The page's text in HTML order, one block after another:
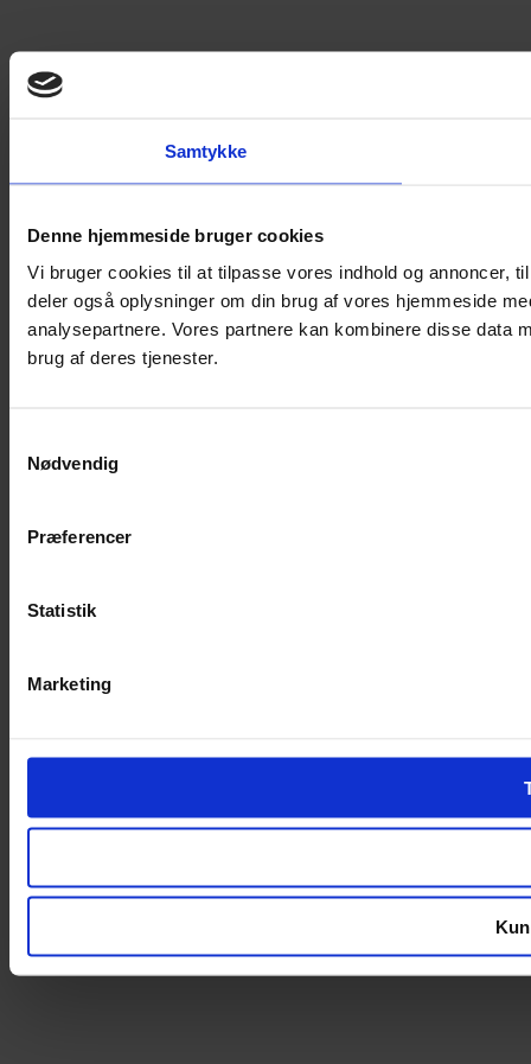
Samtykke
Denne hjemmeside bruger cookies
Vi bruger cookies til at tilpasse vores indhold og annoncer,
deler også oplysninger om din brug af vores hjemmeside
analysepartnere. Vores partnere kan kombinere disse data
brug af deres tjenester.
Nødvendig
Præferencer
Statistik
Marketing